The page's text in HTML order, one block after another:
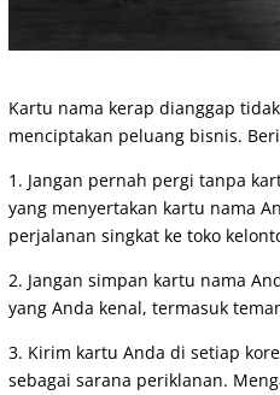
Kartu nama kerap dianggap
menciptakan peluang bisnis.
1. Jangan pernah pergi tanpa
yang menyertakan kartu nama
perjalanan singkat ke toko
2. Jangan simpan kartu nama
yang Anda kenal, termasuk
3. Kirim kartu Anda di setiap
sebagai sarana periklanan.